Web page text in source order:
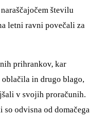
številu
letni ravni povečali za
prihrankov, kar
oblačila in drugo blago,
v svojih proračunih.
odvisna od domačega